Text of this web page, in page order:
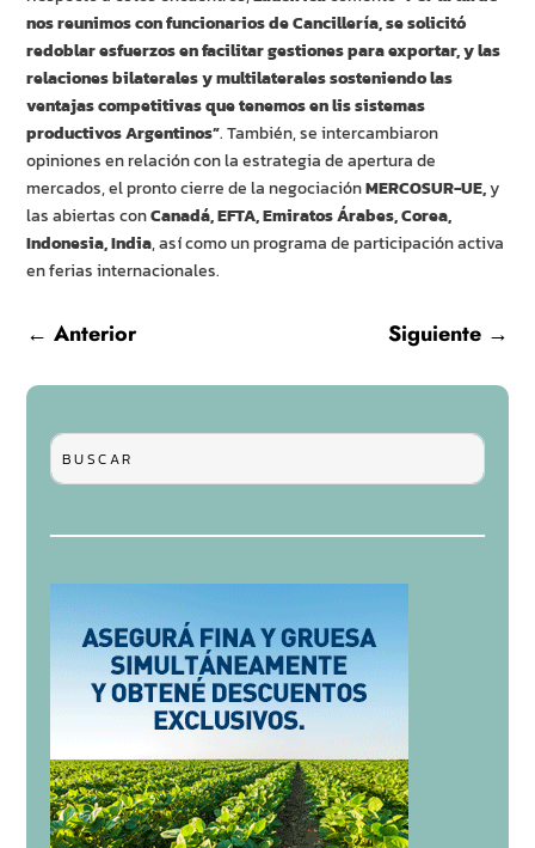
nos reunimos con funcionarios de Cancillería, se solicitó
redoblar esfuerzos en facilitar gestiones para exportar, y las
relaciones bilaterales y multilaterales sosteniendo las
ventajas competitivas que tenemos en lis sistemas
productivos Argentinos”. También, se intercambiaron
opiniones en relación con la estrategia de apertura de
mercados, el pronto cierre de la negociaciónMERCOSUR-UE,y
las abiertas conCanadá, EFTA, Emiratos Árabes, Corea,
Indonesia, India, así como un programa de participación activa
en ferias internacionales.
←Anterior Siguiente→